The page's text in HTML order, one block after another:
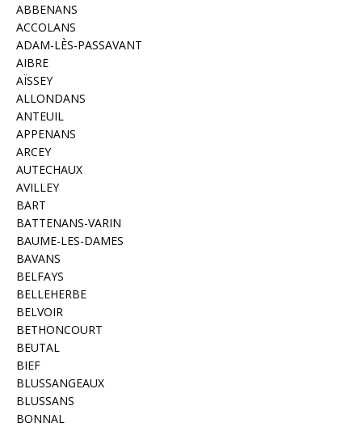
ABBENANS
ACCOLANS
ADAM-LÈS-PASSAVANT
AIBRE
AÏSSEY
ALLONDANS
ANTEUIL
APPENANS
ARCEY
AUTECHAUX
AVILLEY
BART
BATTENANS-VARIN
BAUME-LES-DAMES
BAVANS
BELFAYS
BELLEHERBE
BELVOIR
BETHONCOURT
BEUTAL
BIEF
BLUSSANGEAUX
BLUSSANS
BONNAL